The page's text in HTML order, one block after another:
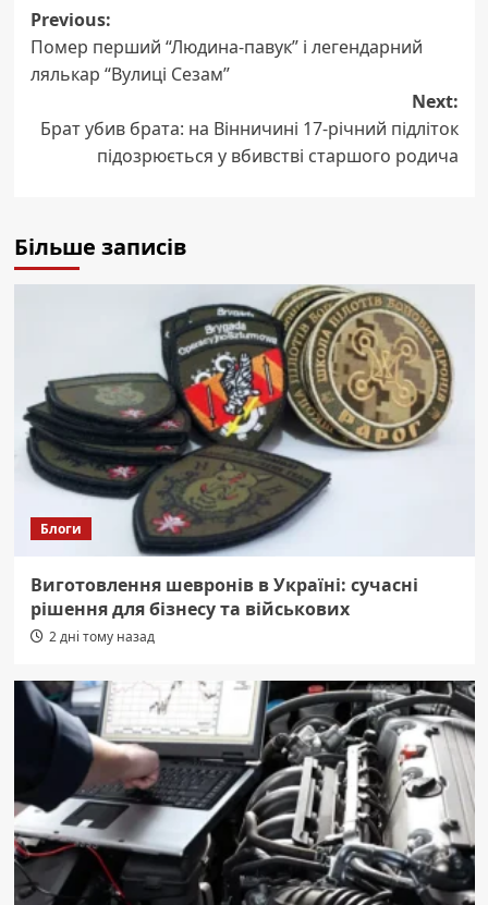
Post
navigation
Previous:
Помер перший “Людина-павук” і легендарний
лялькар “Вулиці Сезам”
Next:
Брат убив брата: на Вінничині 17-річний підліток
підозрюється у вбивстві старшого родича
Більше записів
Блоги
Виготовлення шевронів в Україні: сучасні
рішення для бізнесу та військових
2 дні тому назад